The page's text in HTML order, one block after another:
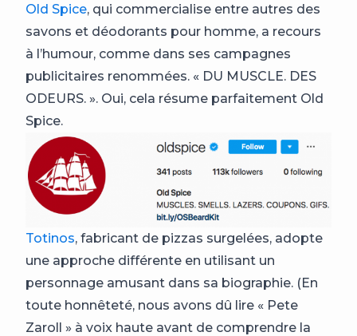
Old Spice, qui commercialise entre autres des
savons et déodorants pour homme, a recours
à l’humour, comme dans ses campagnes
publicitaires renommées. « DU MUSCLE. DES
ODEURS. ». Oui, cela résume parfaitement Old
Spice.
Totinos, fabricant de pizzas surgelées, adopte
une approche différente en utilisant un
personnage amusant dans sa biographie. (En
toute honnêteté, nous avons dû lire « Pete
Zaroll » à voix haute avant de comprendre la